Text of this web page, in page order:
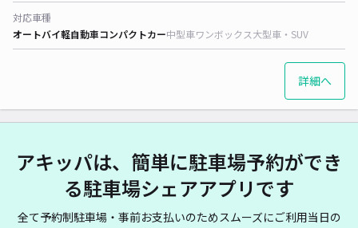
対応車種
オートバイ軽自動車コンパクトカー中型車ワンボックス大型車・SUV
詳細へ
アキッパは、簡単に駐車場予約ができ
る駐車場シェアアプリです
全て予約制駐車場・事前お支払いのためスムーズにご利用当日の